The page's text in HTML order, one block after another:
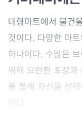
대형마트에서 물건
것이다. 다양한 마
하나이다. 수많은
위해 요란한 포장
를 통해 자신을 선
이다.